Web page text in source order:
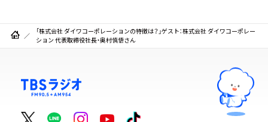
「株式会社 ダイワコーポレーションの特徴は？」ゲスト：株式会社 ダイワコーポレー
ション 代表取締役社⻑・奥村慎悟さん